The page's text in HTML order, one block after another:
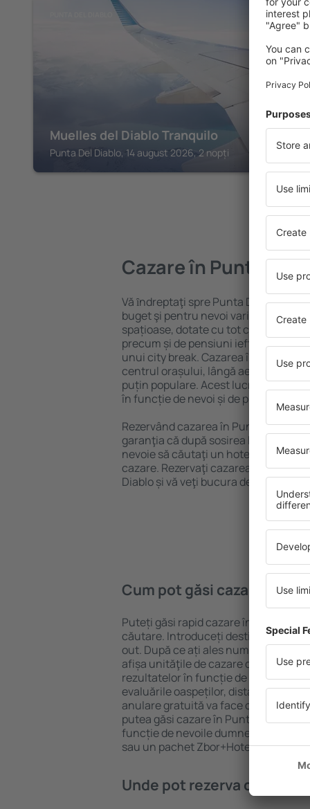
Muelles del Diablo Tranquilo
Punta Del Diablo, 14 august 2026, 2 nopți
Cazare în Punta Del
Vă ȋndreptaţi spre Punta Del Diablo?
buget şi pentru nevoi variate. Puteți
spațioase, dotate cu tot confortul,
precum și de pensiuni ieftine pentru
unui city break. Cazarea în Punta
centrul orașului, lângă aeroport și în
puțin populare. Acest lucru vă va
în funcție de nevoi și de planurile
Rezervând cazarea în Punta Del
garanţia că după sosirea la
nevoie să căutaţi un hotel,
cazare. Rezervaţi cazarea înainte de
Diablo și vă veţi bucura de o
Cum pot găsi cazare în
Puteți găsi rapid cazare în Punta Del
căutare. Introduceți destinația și
out. După ce ați ales numărul de
afișa unităţile de cazare disponibile
rezultatelor în funcție de tipul
evaluările oaspeților, distanța față
anulare gratuită va face căutarea
putea găsi cazare în Punta Del
funcție de nevoile dumneavoastră,
sau un pachet Zbor+Hotel.
Unde pot rezerva cazare